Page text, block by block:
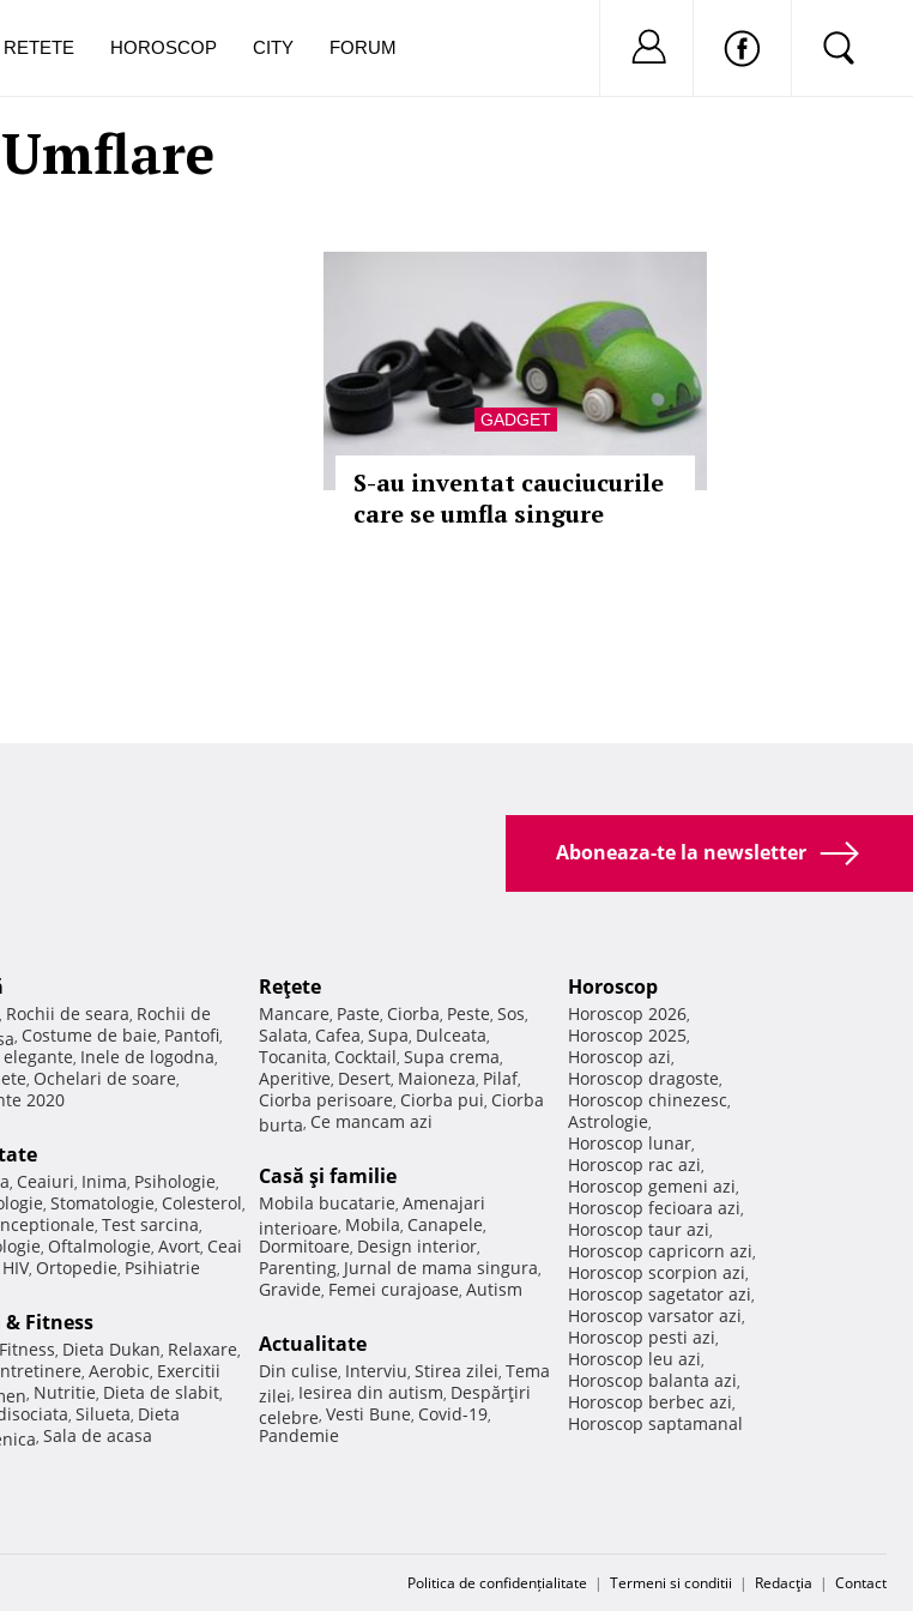
Umflare
GADGET
S-au inventat cauciucurile
care se umfla singure
RETETE HOROSCOP CITY FORUM Nu ai cont?
de dureroasă este investigația
Aboneaza-te la newsletter
, Rochii de seara, Rochii de
, Costume de baie, Pantofi,
, Inele de logodna,
, Ochelari de soare,
2020
, Ceaiuri, Inima, Psihologie,
, Stomatologie, Colesterol,
, Test sarcina,
, Oftalmologie, Avort, Ceai
HIV, Ortopedie, Psihiatrie
& Fitness
Fitness, Dieta Dukan, Relaxare,
, Aerobic, Exercitii
, Nutritie, Dieta de slabit,
, Silueta, Dieta
, Sala de acasa
Reţete
Mancare, Paste, Ciorba, Peste, Sos,
Salata, Cafea, Supa, Dulceata,
Tocanita, Cocktail, Supa crema,
Aperitive, Desert, Maioneza, Pilaf,
Ciorba perisoare, Ciorba pui, Ciorba
burta, Ce mancam azi
Casă şi familie
Mobila bucatarie, Amenajari
interioare, Mobila, Canapele,
Dormitoare, Design interior,
Parenting, Jurnal de mama singura,
Gravide, Femei curajoase, Autism
Actualitate
Din culise, Interviu, Stirea zilei, Tema
zilei, Iesirea din autism, Despărţiri
celebre, Vesti Bune, Covid-19,
Pandemie
Horoscop
Horoscop 2026,
Horoscop 2025,
Horoscop azi,
Horoscop dragoste,
Horoscop chinezesc,
Astrologie,
Horoscop lunar,
Horoscop rac azi,
Horoscop gemeni azi,
Horoscop fecioara azi,
Horoscop taur azi,
Horoscop capricorn azi,
Horoscop scorpion azi,
Horoscop sagetator azi,
Horoscop varsator azi,
Horoscop pesti azi,
Horoscop leu azi,
Horoscop balanta azi,
Horoscop berbec azi,
Horoscop saptamanal
Politica de confidențialitate | Termeni si conditii | Redacţia | Contact